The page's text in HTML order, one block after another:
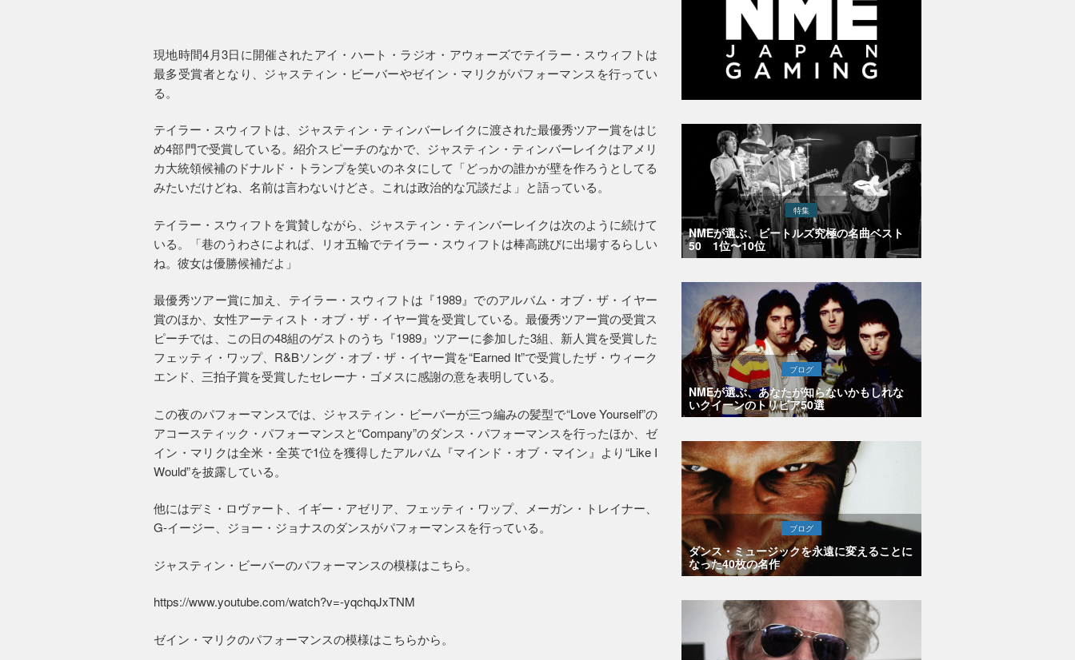
現地時間4月3日に開催されたアイ・ハート・ラジオ・アウォーズでテイラー・スウィフトは
最多受賞者となり、ジャスティン・ビーバーやゼイン・マリクがパフォーマンスを行ってい
る。
テイラー・スウィフトは、ジャスティン・ティンバーレイクに渡された最優秀ツアー賞をはじ
め4部門で受賞している。紹介スピーチのなかで、ジャスティン・ティンバーレイクはアメリ
カ大統領候補のドナルド・トランプを笑いのネタにして「どっかの誰かが壁を作ろうとしてる
みたいだけどね、名前は言わないけどさ。これは政治的な冗談だよ」と語っている。
テイラー・スウィフトを賞賛しながら、ジャスティン・ティンバーレイクは次のように続けて
いる。「巷のうわさによれば、リオ五輪でテイラー・スウィフトは棒高跳びに出場するらしい
ね。彼女は優勝候補だよ」
最優秀ツアー賞に加え、テイラー・スウィフトは『1989』でのアルバム・オブ・ザ・イヤー
賞のほか、女性アーティスト・オブ・ザ・イヤー賞を受賞している。最優秀ツアー賞の受賞ス
ピーチでは、この日の48組のゲストのうち『1989』ツアーに参加した3組、新人賞を受賞した
フェッティ・ワップ、R&Bソング・オブ・ザ・イヤー賞を“Earned It”で受賞したザ・ウィーク
エンド、三拍子賞を受賞したセレーナ・ゴメスに感謝の意を表明している。
この夜のパフォーマンスでは、ジャスティン・ビーバーが三つ編みの髪型で“Love Yourself”の
アコースティック・パフォーマンスと“Company”のダンス・パフォーマンスを行ったほか、ゼ
イン・マリクは全米・全英で1位を獲得したアルバム『マインド・オブ・マイン』より“Like I
Would”を披露している。
他にはデミ・ロヴァート、イギー・アゼリア、フェッティ・ワップ、メーガン・トレイナー、
G-イージー、ジョー・ジョナスのダンスがパフォーマンスを行っている。
ジャスティン・ビーバーのパフォーマンスの模様はこちら。
https://www.youtube.com/watch?v=-yqchqJxTNM
ゼイン・マリクのパフォーマンスの模様はこちらから。
特集
NMEが選ぶ、ビートルズ究極の名曲ベスト
50 1位〜10位
ブログ
NMEが選ぶ、あなたが知らないかもしれな
いクイーンのトリビア50選
ブログ
ダンス・ミュージックを永遠に変えることに
なった40枚の名作